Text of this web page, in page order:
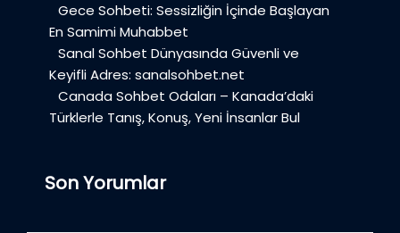
Gece Sohbeti: Sessizliğin İçinde Başlayan
En Samimi Muhabbet
Sanal Sohbet Dünyasında Güvenli ve
Keyifli Adres: sanalsohbet.net
Canada Sohbet Odaları – Kanada’daki
Türklerle Tanış, Konuş, Yeni İnsanlar Bul
Son Yorumlar